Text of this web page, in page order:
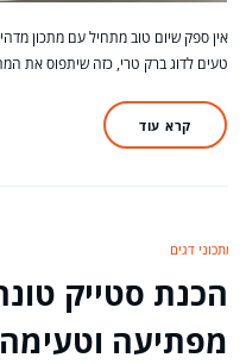
אין ספק שיום טוב מתחיל עם מתכון
טעים לדוג ברק טרי, כזה שיתפוס את
קרא עוד
מתכוני דגים
הכנת סטייק
מפתיעה וטעימה